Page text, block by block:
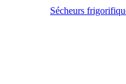
Sécheurs